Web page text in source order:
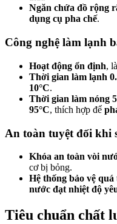
Ngăn chứa đồ rộng
dụng cụ pha chế.
Công nghệ làm lạnh
Hoạt động ổn định,
Thời gian làm lạnh
10°C.
Thời gian làm nóng
95°C, thích hợp để
An toàn tuyệt đối khi
Khóa an toàn vòi
cơ bị bỏng.
Hệ thống bảo vệ
nước đạt nhiệt độ
Tiêu chuẩn chất